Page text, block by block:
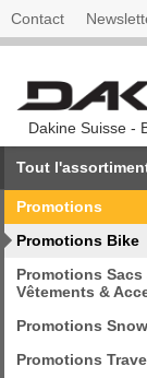
Contact
Dakine Suisse -
Tout
Promotions
Promotions Bike
Promotions Sacs
Vêtements &
Promotions Snow
Promotions